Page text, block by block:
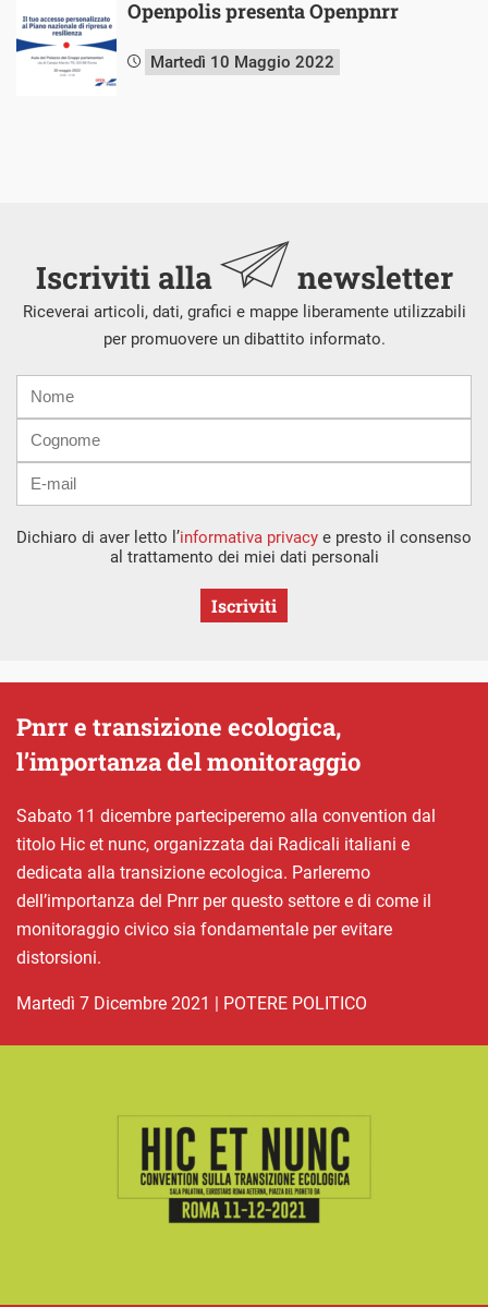
Openpolis presenta Openpnrr
Martedì 10 Maggio 2022
Iscriviti alla newsletter
Riceverai articoli, dati, grafici e mappe liberamente utilizzabili
per promuovere un dibattito informato.
mail
Dichiaro di aver letto l’informativa privacy e presto il consenso
al trattamento dei miei dati personali
Iscriviti
Pnrr e transizione ecologica,
l’importanza del monitoraggio
Sabato 11 dicembre parteciperemo alla convention dal
titolo Hic et nunc, organizzata dai Radicali italiani e
dedicata alla transizione ecologica. Parleremo
dell’importanza del Pnrr per questo settore e di come il
monitoraggio civico sia fondamentale per evitare
distorsioni.
martedì 7 Dicembre 2021 | POTERE POLITICO